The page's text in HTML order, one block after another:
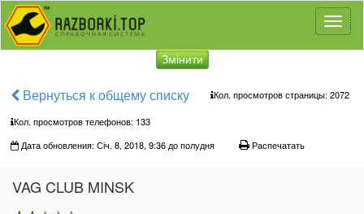
Змінити
Вернуться к общему списку Кол. просмотров страницы: 2072
Кол. просмотров телефонов: 133
Дата обновления: Січ. 8, 2018, 9:36 до полудня
Распечатать
VAG CLUB MINSK